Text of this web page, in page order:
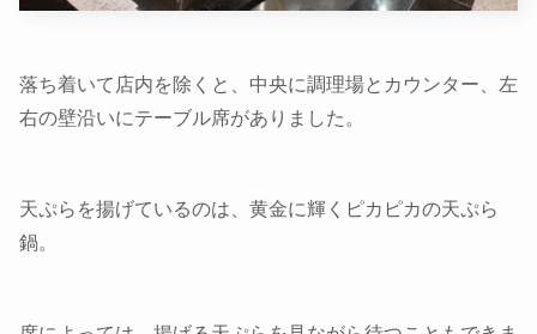
落ち着いて店内を除くと、中央に調理場とカウンター、左
右の壁沿いにテーブル席がありました。
天ぷらを揚げているのは、黄金に輝くピカピカの天ぷら
鍋。